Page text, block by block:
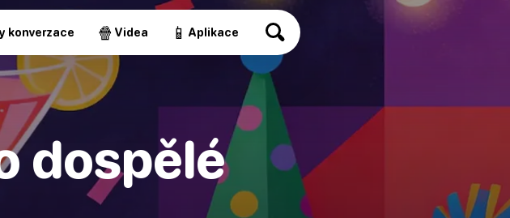
konverzace 🍿 Videa 📱 Aplikace
dospělé